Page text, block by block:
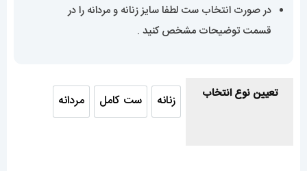
در صورت انتخاب ست لطفا سایز زنانه و مردانه را در
قسمت توضیحات مشخص کنید .
تعیین نوع انتخاب زنانه ست کامل
ست کامل مردانه